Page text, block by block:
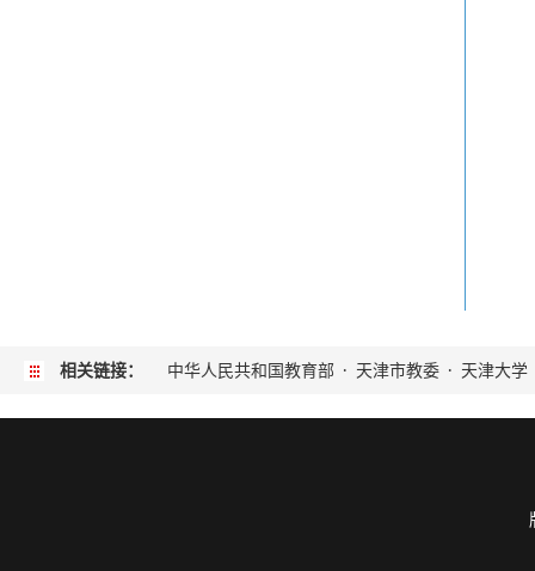
相关链接： 中华人民共和国教育部 · 天津市教委 · 天津大学